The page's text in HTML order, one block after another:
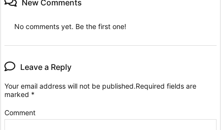
New Comments
No comments yet. Be the first one!
Leave a Reply
Your email address will not be published.Required fields are
marked *
Comment